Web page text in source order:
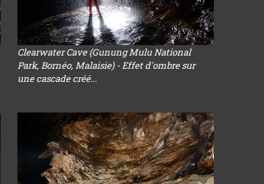
Clearwater Cave (Gunung Mulu National
Park, Bornéo, Malaisie) - Effet d'ombre sur
une cascade créé...